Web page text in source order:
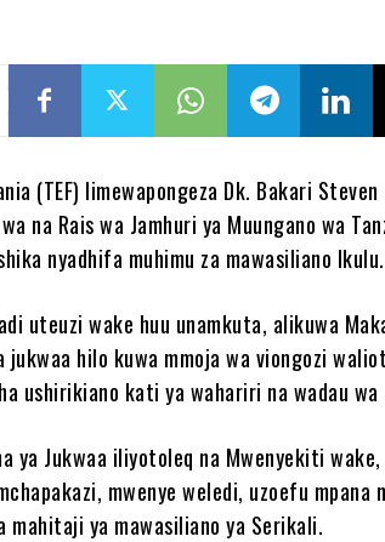
(TEF) limewapongeza Dk. Bakari
na Rais wa Jamhuri ya Muungano wa
nyadhifa muhimu za mawasiliano Ikulu.
uteuzi wake huu unamkuta, alikuwa
jukwaa hilo kuwa mmoja wa viongozi
ushirikiano kati ya wahariri na wadau
ya Jukwaa iliyotoleq na Mwenyekiti
mwenye weledi, uzoefu mpana
mahitaji ya mawasiliano ya Serikali.